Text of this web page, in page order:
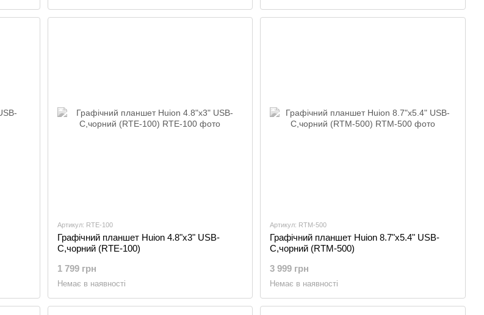
Артикул: RTE-100
Графічний планшет Huion 4.8"x3" USB-
C,чорний (RTE-100)
1 799 грн
Немає в наявності
Артикул: RTM-500
Графічний планшет Huion 8.7"x5.4" USB-
C,чорний (RTM-500)
3 999 грн
Немає в наявності